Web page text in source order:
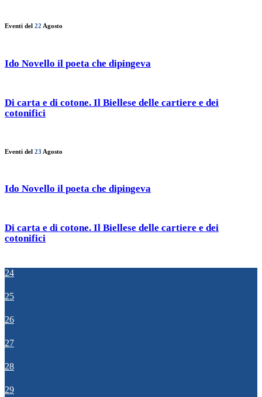
Eventi del 22 Agosto
Ido Novello il poeta che dipingeva
Di carta e di cotone. Il Biellese delle cartiere e dei
cotonifici
Eventi del 23 Agosto
Ido Novello il poeta che dipingeva
Di carta e di cotone. Il Biellese delle cartiere e dei
cotonifici
24
25
26
27
28
29